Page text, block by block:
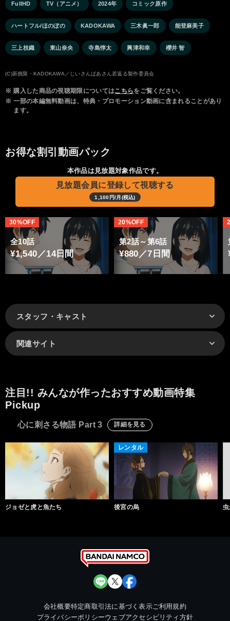
FullHD TV（アニメ） 2024年 コミック原作
ハートフル/ほのぼの KADOKAWA 三木眞一郎 能登麻美子
三上枝織 東山奈央 寺島惇太 興津和幸 櫻井 智
(C)新挑限・KADOKAWA／じいさんばあさん若返る製作委員会
※ 購入した商品の視聴期限についてはこちらをご覧ください。
※ 一部の本編無料動画は、特典・プロモーション動画に含まれることがあり
ます。
お得な割引動画パック
本作品は見放題対象作品です。
見放題会員に登録して視聴する
1,100円/月(税込)
全10話
¥1,540／14日間
30%OFF
第2話～第6話
¥880／7日間
20%OFF
スタッフ・キャスト
関連サイト
注目!! みんなが作ったおすすめ動画特集
Pickup
心に刺さる物語 Part 3 詳細を見る
ジョゼと虎と魚たち
レンタル
後宮の烏
会社概要特定商取引法に基づく表示ご利用規約
プライバシーポリシーウェブアクセシビリティ方針